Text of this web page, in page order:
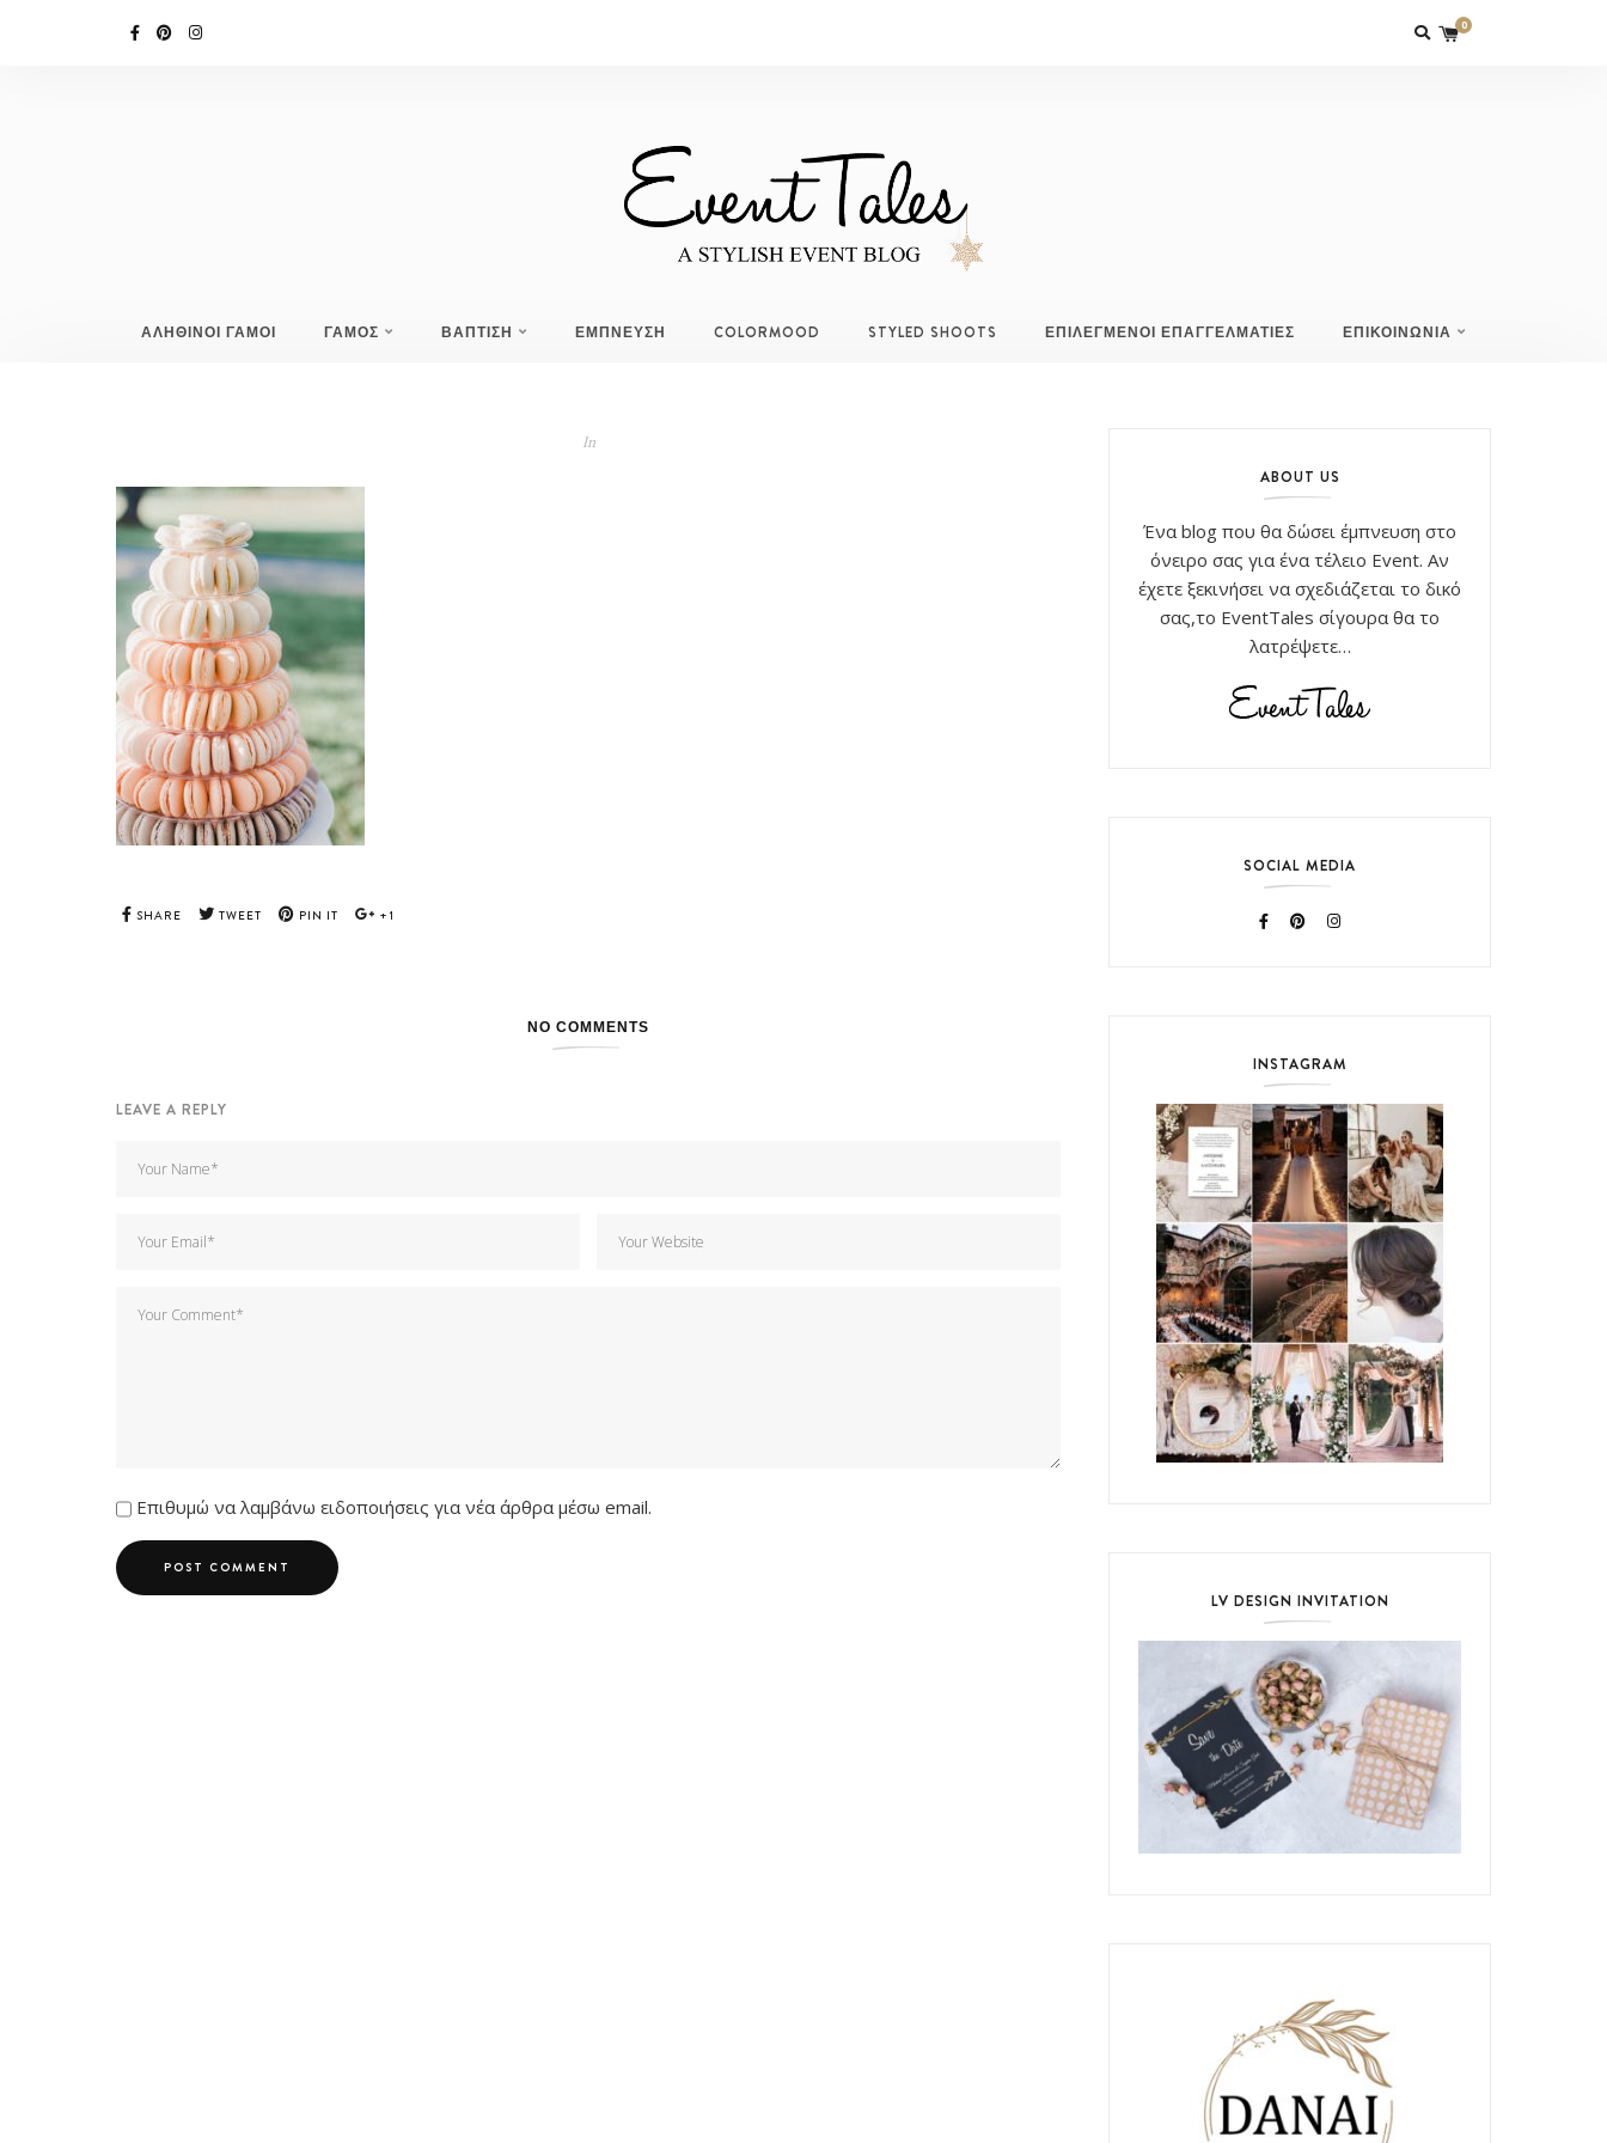
0
ΑΛΗΘΙΝΟΙ ΓΑΜΟΙ ΓΑΜΟΣ ΒΑΠΤΙΣΗ ΕΜΠΝΕΥΣΗ COLORMOOD STYLED SHOOTS ΕΠΙΛΕΓΜΕΝΟΙ ΕΠΑΓΓΕΛΜΑΤΙΕΣ ΕΠΙΚΟΙΝΩΝΙΑ
In
SHARE TWEET PIN IT +1
NO COMMENTS
LEAVE A REPLY
Επιθυμώ να λαμβάνω ειδοποιήσεις για νέα άρθρα μέσω email.
ABOUT US
Ένα blog που θα δώσει έμπνευση στο
όνειρο σας για ένα τέλειο Event. Αν
έχετε ξεκινήσει να σχεδιάζεται το δικό
σας,το EventTales σίγουρα θα το
λατρέψετε…
SOCIAL MEDIA
INSTAGRAM
LV DESIGN INVITATION